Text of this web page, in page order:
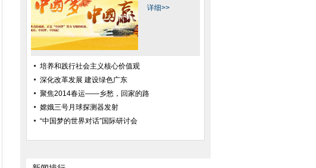
直击"4.07"曲靖东山煤矿透水事故
详细>>
培养和践行社会主义核心价值观
深化改革发展 建设绿色广东
聚焦2014春运——乡愁，回家的路
嫦娥三号月球探测器发射
“中国梦的世界对话”国际研讨会